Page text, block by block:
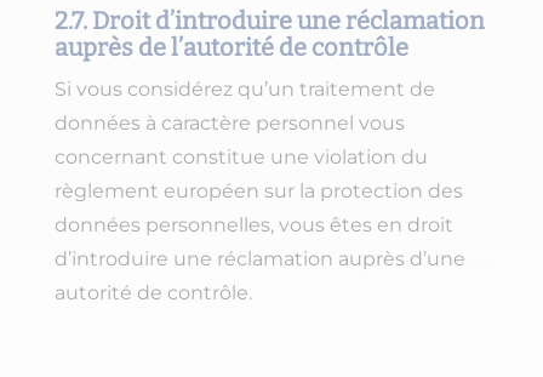
2.7. Droit d’introduire une réclamation
auprès de l’autorité de contrôle
Si vous considérez qu’un traitement de
données à caractère personnel vous
concernant constitue une violation du
règlement européen sur la protection des
données personnelles, vous êtes en droit
d’introduire une réclamation auprès d’une
autorité de contrôle.